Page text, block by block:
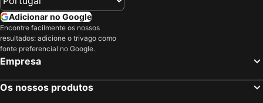
Wieden
Belvedere Palace
Beach
Salzwelten Hallstatt
Albertina
Lake Bohinj
Vienna City Marathon
Adicionar no Google
Encontre facilmente os nossos
resultados: adicione o trivago como
fonte preferencial no Google.
Empresa
Os nossos produtos